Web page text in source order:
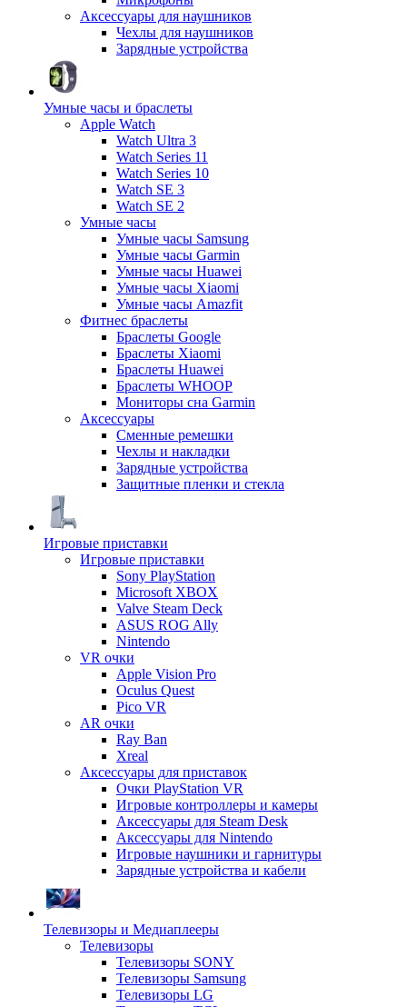
Аксессуары для наушников
Чехлы для наушников
Зарядные устройства
Умные часы и браслеты
Apple Watch
Watch Ultra 3
Watch Series 11
Watch Series 10
Watch SE 3
Watch SE 2
Умные часы
Умные часы Samsung
Умные часы Garmin
Умные часы Huawei
Умные часы Xiaomi
Умные часы Amazfit
Фитнес браслеты
Браслеты Google
Браслеты Xiaomi
Браслеты Huawei
Браслеты WHOOP
Мониторы сна Garmin
Аксессуары
Сменные ремешки
Чехлы и накладки
Зарядные устройства
Защитные пленки и стекла
Игровые приставки
Игровые приставки
Sony PlayStation
Microsoft XBOX
Valve Steam Deck
ASUS ROG Ally
Nintendo
VR очки
Apple Vision Pro
Oculus Quest
Pico VR
AR очки
Ray Ban
Xreal
Аксессуары для приставок
Очки PlayStation VR
Игровые контроллеры и камеры
Аксессуары для Steam Desk
Аксессуары для Nintendo
Игровые наушники и гарнитуры
Зарядные устройства и кабели
Телевизоры и Медиаплееры
Телевизоры
Телевизоры SONY
Телевизоры Samsung
Телевизоры LG